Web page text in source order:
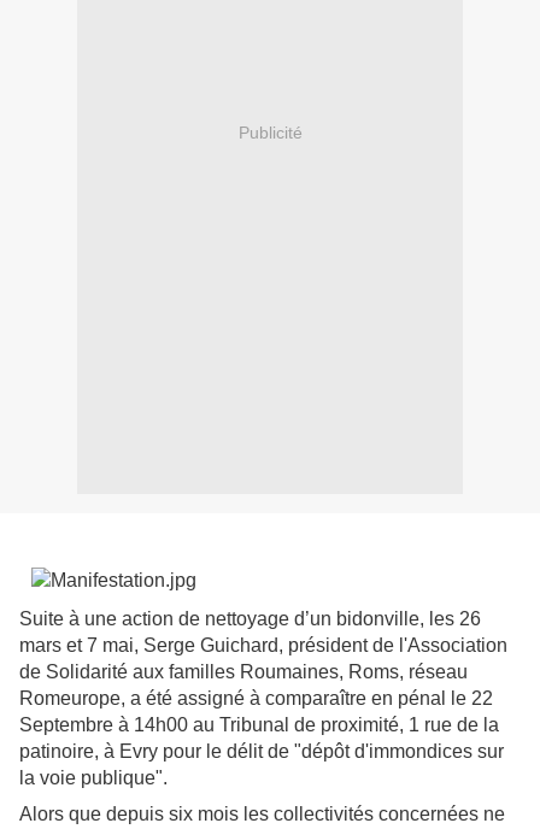
Publicité
Suite à une action de nettoyage d’un bidonville, les 26
mars et 7 mai, Serge Guichard, président de l'Association
de Solidarité aux familles Roumaines, Roms, réseau
Romeurope, a été assigné à comparaître en pénal le 22
Septembre à 14h00 au Tribunal de proximité, 1 rue de la
patinoire, à Evry pour le délit de "dépôt d'immondices sur
la voie publique".
Alors que depuis six mois les collectivités concernées ne